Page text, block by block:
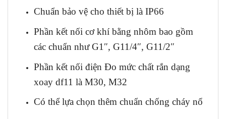
Chuẩn bảo vệ cho thiết bị là IP66
Phần kết nối cơ khí bằng nhôm bao gồm
các chuẩn như G1″, G11/4″, G11/2″
Phần kết nối điện Đo mức chất rắn dạng
xoay df11 là M30, M32
Có thể lựa chọn thêm chuẩn chống cháy nổ